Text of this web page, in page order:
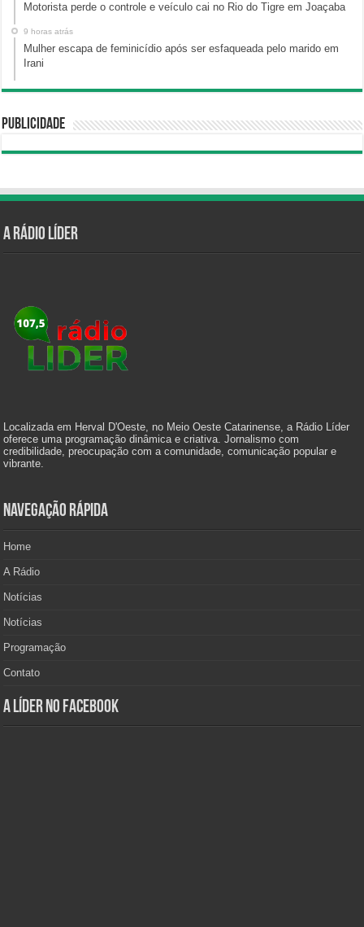
Motorista perde o controle e veículo cai no Rio do Tigre em Joaçaba
9 horas atrás
Mulher escapa de feminicídio após ser esfaqueada pelo marido em
Irani
Publicidade
A Rádio Líder
Localizada em Herval D'Oeste, no Meio Oeste Catarinense, a Rádio Líder
oferece uma programação dinâmica e criativa. Jornalismo com
credibilidade, preocupação com a comunidade, comunicação popular e
vibrante.
Navegação Rápida
Home
A Rádio
Notícias
Notícias
Programação
Contato
A Líder no Facebook